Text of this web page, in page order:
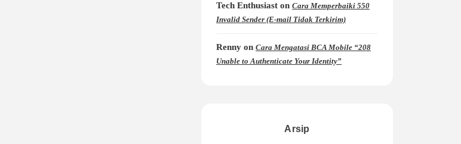
Tech Enthusiast onCara Memperbaiki 550
Invalid Sender (E-mail Tidak Terkirim)
Renny onCara Mengatasi BCA Mobile “208
Unable to Authenticate Your Identity”
Arsip